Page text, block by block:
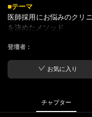
■テーマ
医師採用にお悩みのクリ
を決めたメソッド
■概要
なぜ今、医師採用がこん
医師の有効求人倍率は約
師の高齢化や若手不足も
が遅れる／求人の魅力が
登壇者：
お気に入り
チャプター